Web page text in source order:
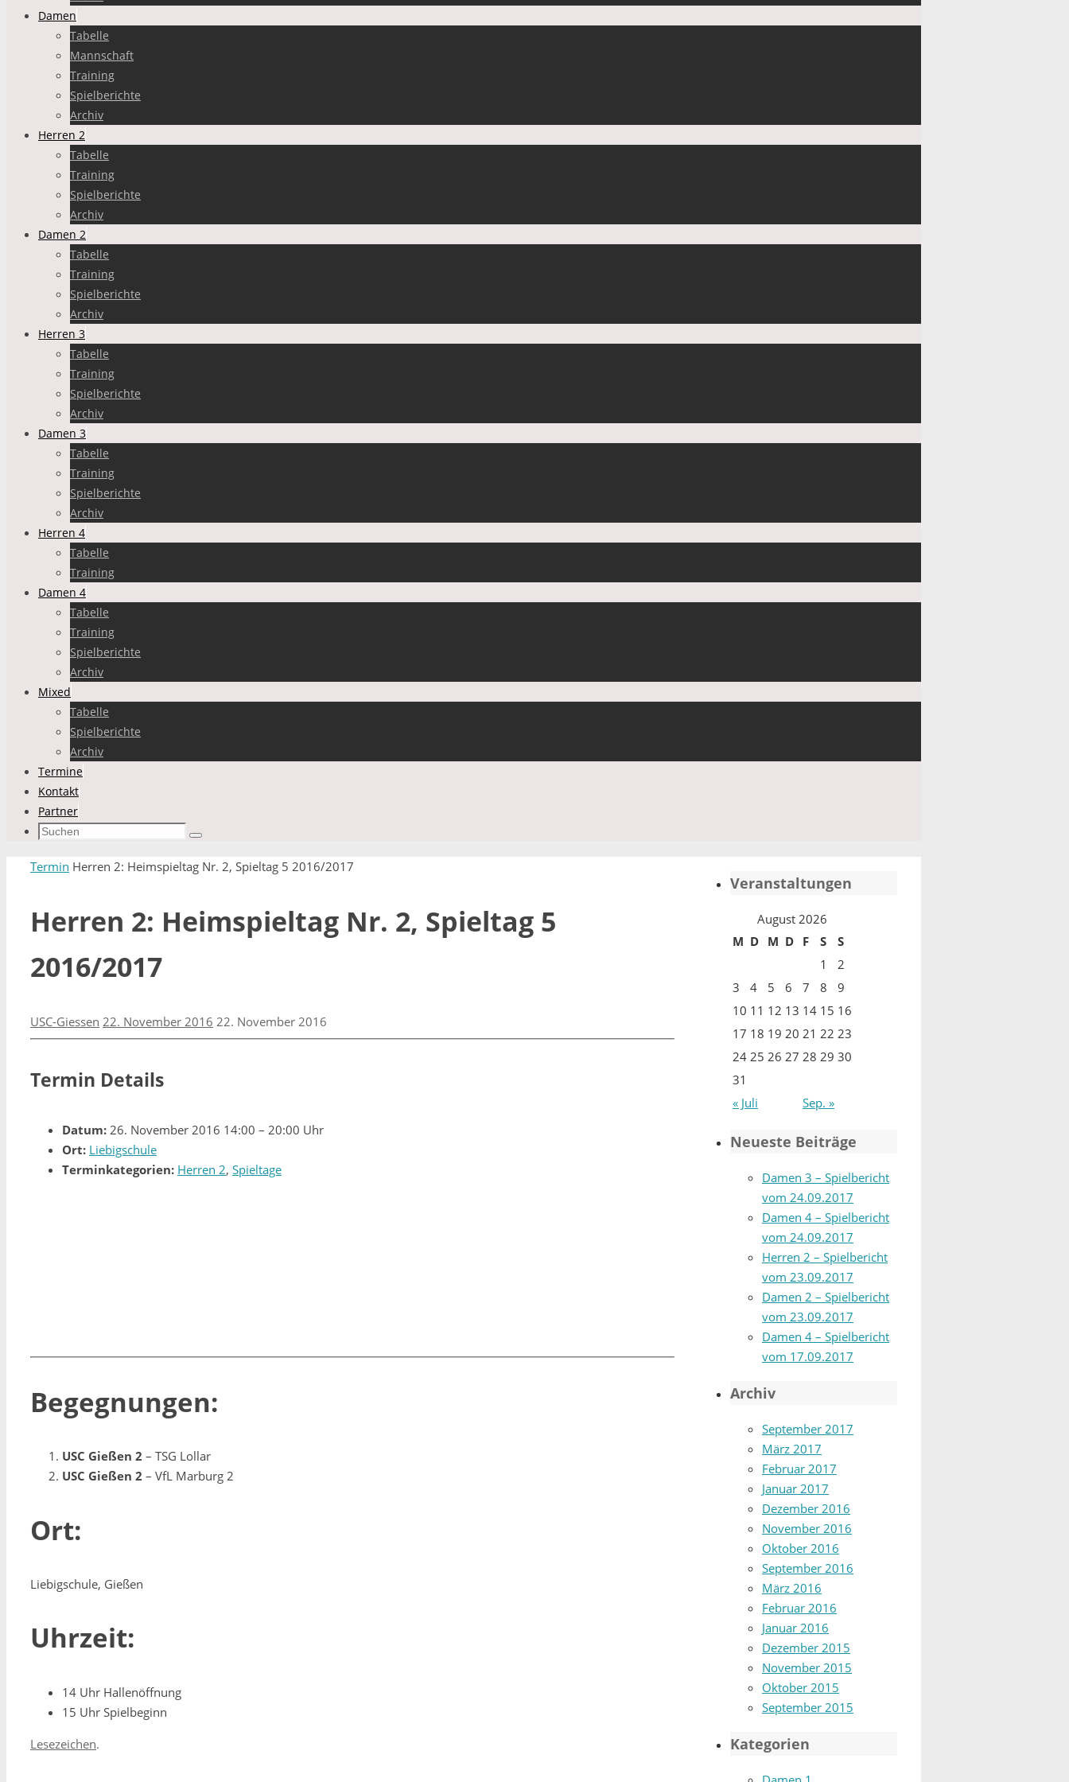
Damen
Tabelle
Mannschaft
Training
Spielberichte
Archiv
Herren 2
Tabelle
Training
Spielberichte
Archiv
Damen 2
Tabelle
Training
Spielberichte
Archiv
Herren 3
Tabelle
Training
Spielberichte
Archiv
Damen 3
Tabelle
Training
Spielberichte
Archiv
Herren 4
Tabelle
Training
Damen 4
Tabelle
Training
Spielberichte
Archiv
Mixed
Tabelle
Spielberichte
Archiv
Termine
Kontakt
Partner
Suchen
Suchen
Start
Termin Herren 2: Heimspieltag Nr. 2, Spieltag 5 2016/2017
Herren 2: Heimspieltag Nr. 2, Spieltag 5
2016/2017
USC-Giessen 22. November 2016 22. November 2016
Termin Details
Datum: 26. November 2016 14:00 – 20:00 Uhr
Ort: Liebigschule
Terminkategorien: Herren 2, Spieltage
Begegnungen:
USC Gießen 2 – TSG Lollar
USC Gießen 2 – VfL Marburg 2
Ort:
Liebigschule, Gießen
Uhrzeit:
14 Uhr Hallenöffnung
15 Uhr Spielbeginn
Lesezeichen.
Veranstaltungen
August 2026
M D M D F S
S
1
2
3
4 5 6 7 8
9
10 11 12 13 14 15 16
17 18 19 20 21 22 23
24 25 26 27 28 29 30
31
« Juli
Sep. »
Neueste Beiträge
Damen 3 – Spielbericht
vom 24.09.2017
Damen 4 – Spielbericht
vom 24.09.2017
Herren 2 – Spielbericht
vom 23.09.2017
Damen 2 – Spielbericht
vom 23.09.2017
Damen 4 – Spielbericht
vom 17.09.2017
Archiv
September 2017
März 2017
Februar 2017
Januar 2017
Dezember 2016
November 2016
Oktober 2016
September 2016
März 2016
Februar 2016
Januar 2016
Dezember 2015
November 2015
Oktober 2015
September 2015
Kategorien